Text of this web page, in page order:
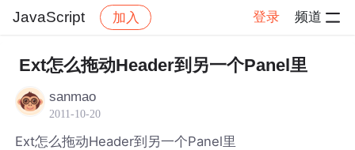
JavaScript 加入 登录 频道
社区 JavaScript 帖子详情
Ext怎么拖动Header到另一个Panel里
sanmao
2011-10-20
Ext怎么拖动Header到另一个Panel里